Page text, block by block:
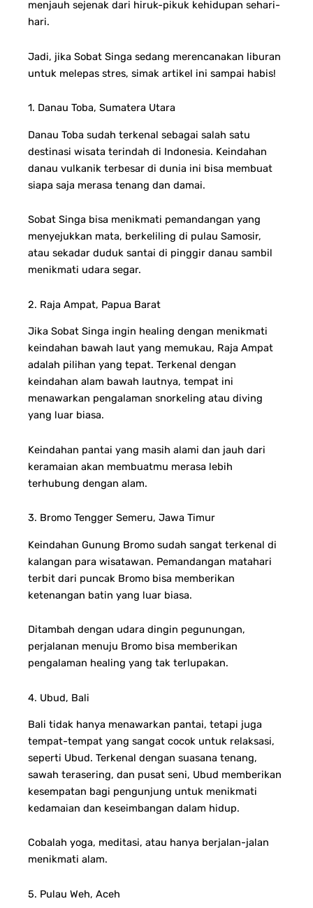
menjauh sejenak dari hiruk-pikuk kehidupan sehari-
hari.
Jadi, jika Sobat Singa sedang merencanakan liburan
untuk melepas stres, simak artikel ini sampai habis!
1. Danau Toba, Sumatera Utara
Danau Toba sudah terkenal sebagai salah satu
destinasi wisata terindah di Indonesia. Keindahan
danau vulkanik terbesar di dunia ini bisa membuat
siapa saja merasa tenang dan damai.
Sobat Singa bisa menikmati pemandangan yang
menyejukkan mata, berkeliling di pulau Samosir,
atau sekadar duduk santai di pinggir danau sambil
menikmati udara segar.
2. Raja Ampat, Papua Barat
Jika Sobat Singa ingin healing dengan menikmati
keindahan bawah laut yang memukau, Raja Ampat
adalah pilihan yang tepat. Terkenal dengan
keindahan alam bawah lautnya, tempat ini
menawarkan pengalaman snorkeling atau diving
yang luar biasa.
Keindahan pantai yang masih alami dan jauh dari
keramaian akan membuatmu merasa lebih
terhubung dengan alam.
3. Bromo Tengger Semeru, Jawa Timur
Keindahan Gunung Bromo sudah sangat terkenal di
kalangan para wisatawan. Pemandangan matahari
terbit dari puncak Bromo bisa memberikan
ketenangan batin yang luar biasa.
Ditambah dengan udara dingin pegunungan,
perjalanan menuju Bromo bisa memberikan
pengalaman healing yang tak terlupakan.
4. Ubud, Bali
Bali tidak hanya menawarkan pantai, tetapi juga
tempat-tempat yang sangat cocok untuk relaksasi,
seperti Ubud. Terkenal dengan suasana tenang,
sawah terasering, dan pusat seni, Ubud memberikan
kesempatan bagi pengunjung untuk menikmati
kedamaian dan keseimbangan dalam hidup.
Cobalah yoga, meditasi, atau hanya berjalan-jalan
menikmati alam.
5. Pulau Weh, Aceh